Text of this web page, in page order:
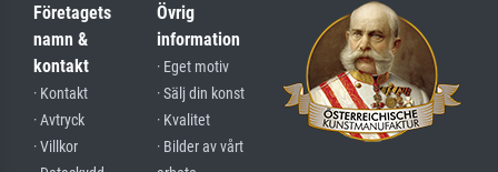
Företagets
namn &
kontakt
· Kontakt
· Avtryck
· Villkor
Övrig
information
· Eget motiv
· Sälj din konst
· Kvalitet
· Bilder av vårt